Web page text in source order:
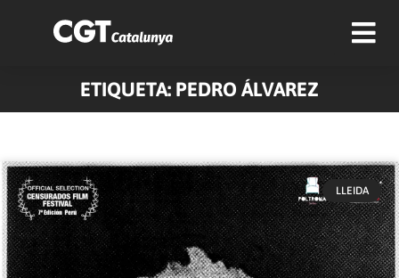
ETIQUETA: PEDRO ÁLVAREZ
LLEIDA